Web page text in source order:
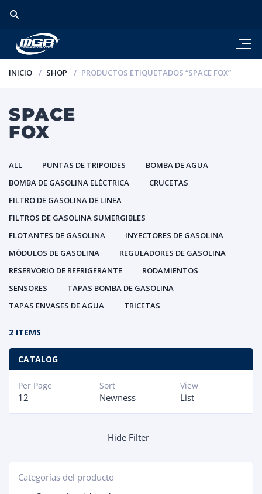
INICIO SHOP PRODUCTOS ETIQUETADOS “SPACE FOX”
SPACE
FOX
ALL PUNTAS DE TRIPOIDES
BOMBA DE AGUA
BOMBA DE GASOLINA ELÉCTRICA
CRUCETAS
FILTRO DE GASOLINA DE LINEA
FILTROS DE GASOLINA SUMERGIBLES
FLOTANTES DE GASOLINA
INYECTORES DE GASOLINA
MÓDULOS DE GASOLINA
REGULADORES DE GASOLINA
RESERVORIO DE REFRIGERANTE
RODAMIENTOS
SENSORES
TAPAS BOMBA DE GASOLINA
TAPAS ENVASES DE AGUA
TRICETAS
2 ITEMS
CATALOG
View
List
Sort
Newness
Per Page
12
Hide Filter
Categorías del producto
+